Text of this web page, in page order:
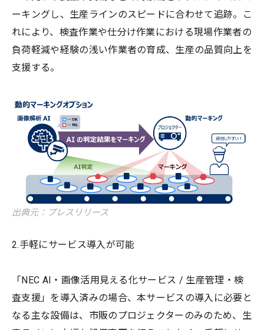
ーキングし、生産ラインのスピードに合わせて追跡。こ
れにより、検査作業や仕分け作業における現場作業者の
負荷軽減や経験の浅い作業者の育成、生産の品質向上を
支援する。
出典元：プレスリリース
2.手軽にサービス導入が可能
「NEC AI・画像活用見える化サービス / 生産管理・検
査支援」を導入済みの場合、本サービスの導入に必要と
なる主な設備は、市販のプロジェクターのみのため、生